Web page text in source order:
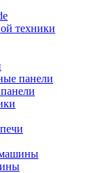
техники
панели
машины